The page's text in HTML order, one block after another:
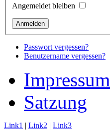
Angemeldet bleiben
Passwort vergessen?
Benutzername vergessen?
Impressum
Satzung
Link1 | Link2 | Link3